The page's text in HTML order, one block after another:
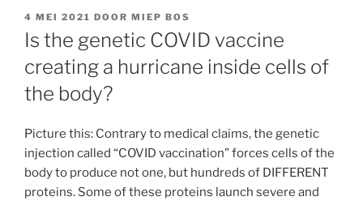
GEPLAATST
OP
4 MEI 2021 DOOR MIEP BOS
Is the genetic COVID vaccine
creating a hurricane inside cells of
the body?
Picture this: Contrary to medical claims, the genetic
injection called “COVID vaccination” forces cells of the
body to produce not one, but hundreds of DIFFERENT
proteins. Some of these proteins launch severe and